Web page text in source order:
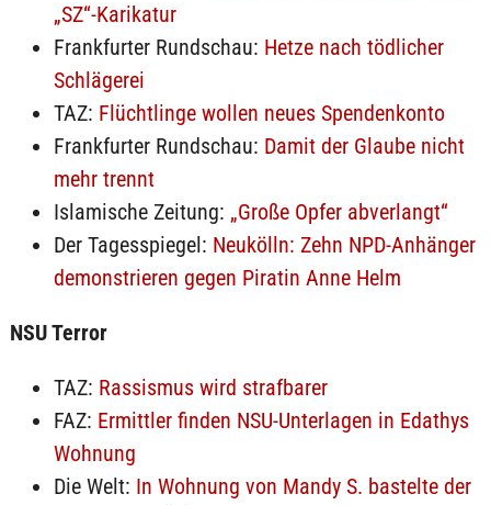
„SZ“-Karikatur
Frankfurter Rundschau: Hetze nach tödlicher
Schlägerei
TAZ: Flüchtlinge wollen neues Spendenkonto
Frankfurter Rundschau: Damit der Glaube nicht
mehr trennt
Islamische Zeitung: „Große Opfer abverlangt“
Der Tagesspiegel: Neukölln: Zehn NPD-Anhänger
demonstrieren gegen Piratin Anne Helm
NSU Terror
TAZ: Rassismus wird strafbarer
FAZ: Ermittler finden NSU-Unterlagen in Edathys
Wohnung
Die Welt: In Wohnung von Mandy S. bastelte der